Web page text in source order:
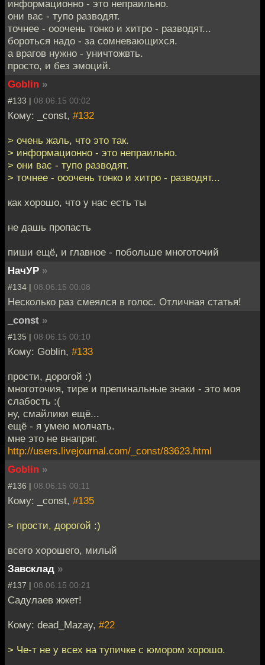
информационно - это непраильно.
они вас - тупо разводят.
точнее - ооочень тонко и хитро - разводят...
бороться надо - за сомневающихся.
а врагов нужно - уничтожвть.
просто, и без эмоций.
Goblin »
#133 | 08.06.15 00:02
Кому: _const, #132
> очень жаль, что это так.
> информационно - это непраильно.
> они вас - тупо разводят.
> точнее - ооочень тонко и хитро - разводят...
как хорошо, что у нас есть ты
не дашь пропасть
пиши ещё, и главное - побольше многоточий
НачУР »
#134 | 08.06.15 00:08
Несколько раз смеялся в голос. Отличная статья!
_const »
#135 | 08.06.15 00:10
Кому: Goblin, #133
прости, дорогой :)
многоточия, тире и препинальные знаки - это моя
слабость :(
ну, смайлики ещё...
ещё - я умею молчать.
мне это не внапряг.
http://users.livejournal.com/_const/83623.html
Goblin »
#136 | 08.06.15 00:11
Кому: _const, #135
> прости, дорогой :)
всего хорошего, милый
Завсклад »
#137 | 08.06.15 00:21
Садулаев жжет!
Кому: dead_Mazay, #22
> Че-т не у всех на тупичке с юмором хорошо.